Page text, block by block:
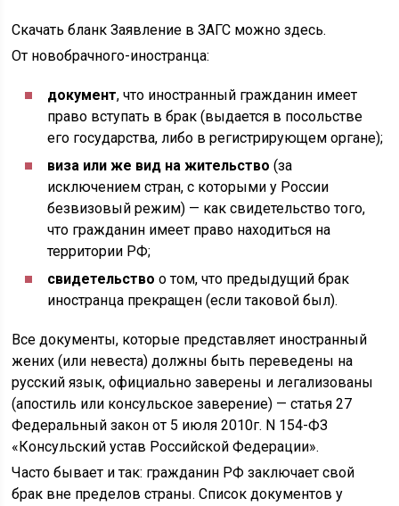
Скачать бланк Заявление в ЗАГС можно здесь.
От новобрачного-иностранца:
документ, что иностранный гражданин имеет
право вступать в брак (выдается в посольстве
его государства, либо в регистрирующем органе);
виза или же вид на жительство (за
исключением стран, с которыми у России
безвизовый режим) — как свидетельство того,
что гражданин имеет право находиться на
территории РФ;
свидетельство о том, что предыдущий брак
иностранца прекращен (если таковой был).
Все документы, которые представляет иностранный
жених (или невеста) должны быть переведены на
русский язык, официально заверены и легализованы
(апостиль или консульское заверение) — статья 27
Федеральный закон от 5 июля 2010г. N 154-ФЗ
«Консульский устав Российской Федерации».
Часто бывает и так: гражданин РФ заключает свой
брак вне пределов страны. Список документов у